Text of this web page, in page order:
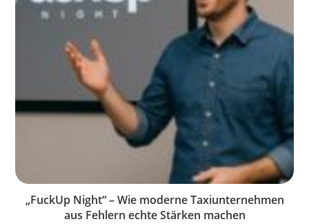
„FuckUp Night“ – Wie moderne Taxiunternehmen
aus Fehlern echte Stärken machen